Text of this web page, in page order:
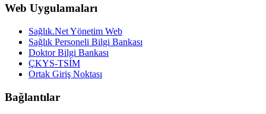
Web Uygulamaları
Sağlık.Net Yönetim Web
Sağlık Personeli Bilgi Bankası
Doktor Bilgi Bankası
ÇKYS-TSİM
Ortak Giriş Noktası
Bağlantılar